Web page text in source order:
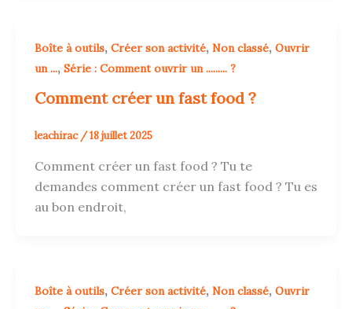
Boîte à outils, Créer son activité, Non classé, Ouvrir
un ..., Série : Comment ouvrir un ......... ?
Comment créer un fast food ?
leachirac /18 juillet 2025
Comment créer un fast food ? Tu te
demandes comment créer un fast food ? Tu es
au bon endroit,
Boîte à outils, Créer son activité, Non classé, Ouvrir